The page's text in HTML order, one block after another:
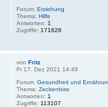
Forum:Erziehung
Thema:Hilfe
Antworten: 1
Zugriffe: 171626
vonFritz
Fr 17. Dez 2021 14:49
Forum:Gesundheit und
Thema:Zeckenbiss
Antworten: 1
Zugriffe: 113107